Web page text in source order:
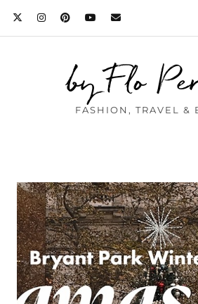
by Flo
FASHION, TRAVEL &